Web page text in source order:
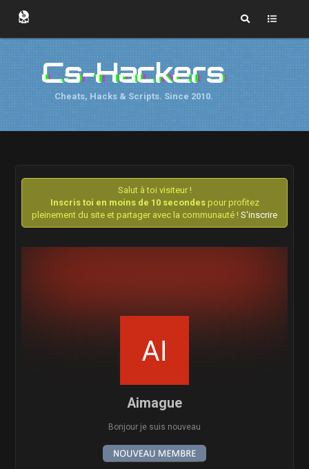
Cs-Hackers
Cheats, Hacks & Scripts. Since 2010.
Salut à toi visiteur !
Inscris toi en moins de 10 secondespour profitez
pleinement du site et partager avec la communauté ! S'inscrire
Aimague
Bonjour je suis nouveau